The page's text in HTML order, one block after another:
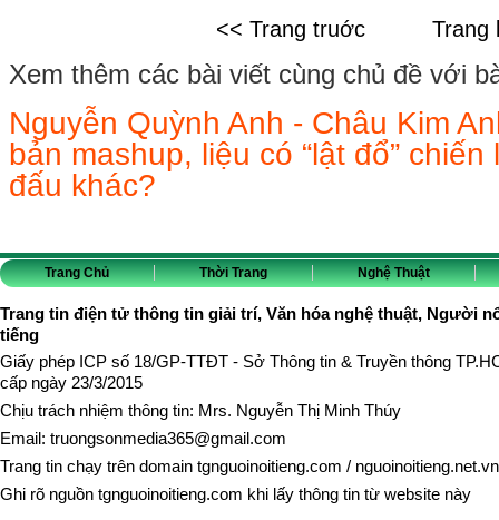
<< Trang truớc
Trang
Xem thêm các bài viết cùng chủ đề với
Nguyễn Quỳnh Anh - Châu Kim
bản mashup, liệu có “lật đổ”
đấu khác?
Trang Chủ Thời Trang Nghệ Thuật
Trang tin điện tử thông tin giải trí, Văn hóa nghệ thuật, Người
tiếng
Giấy phép ICP số 18/GP-TTĐT - Sở Thông tin & Truyền thông
cấp ngày 23/3/2015
Chịu trách nhiệm thông tin: Mrs. Nguyễn Thị Minh Thúy
Email: truongsonmedia365@gmail.com
Trang tin chạy trên domain tgnguoinoitieng.com / nguoinoitieng.net.vn
Ghi rõ nguồn tgnguoinoitieng.com khi lấy thông tin từ website này